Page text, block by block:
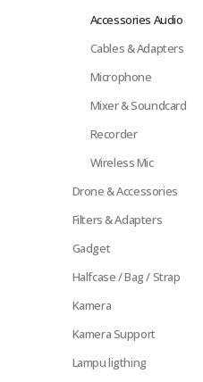
Accessories Audio
Cables & Adapters
Microphone
Mixer & Soundcard
Recorder
Wireless Mic
Drone & Accessories
Filters & Adapters
Gadget
Halfcase / Bag / Strap
Kamera
Kamera Support
Lampu ligthing